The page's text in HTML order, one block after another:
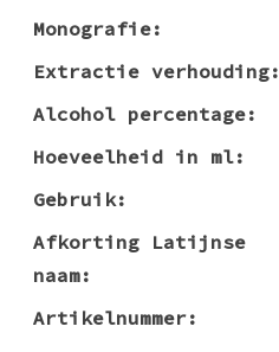
Monografie:
Extractie verhouding:
Alcohol percentage:
Hoeveelheid in ml:
Gebruik:
Afkorting Latijnse
naam:
Artikelnummer: